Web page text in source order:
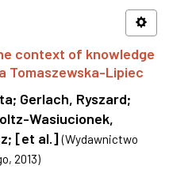
context of knowledge
Tomaszewska-Lipiec
; Gerlach, Ryszard;
Wasiucionek,
; [et al.] (Wydawnictwo
, 2013)